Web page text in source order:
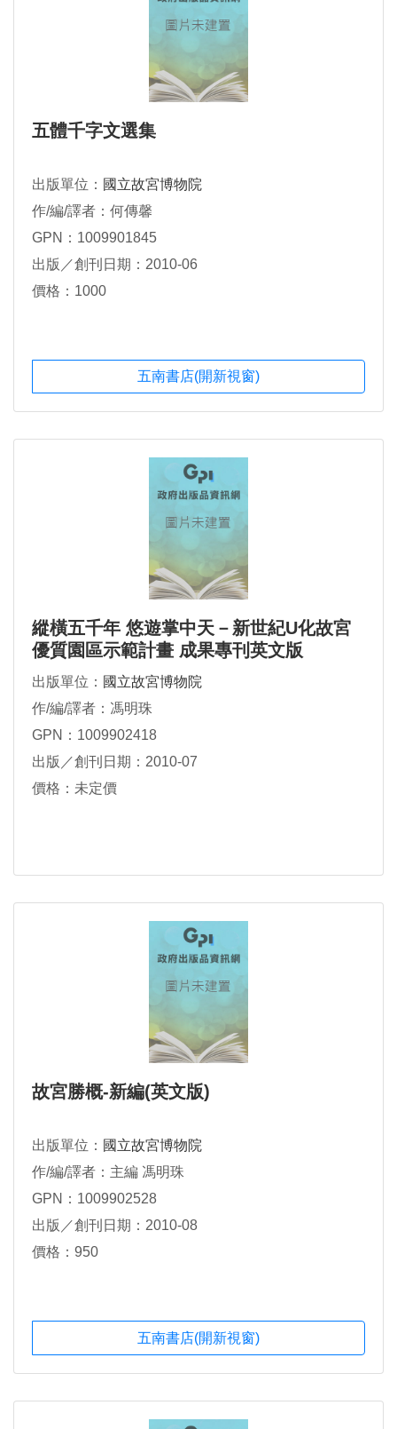
五體千字文選集
出版單位： 國立故宮博物院
作/編/譯者：何傳馨
GPN：1009901845
出版／創刊日期：2010-06
價格：1000
五南書店(開新視窗)
縱橫五千年 悠遊掌中天－新世紀U化故宮
優質園區示範計畫 成果專刊英文版
出版單位： 國立故宮博物院
作/編/譯者：馮明珠
GPN：1009902418
出版／創刊日期：2010-07
價格：未定價
故宮勝概-新編(英文版)
出版單位： 國立故宮博物院
作/編/譯者：主編 馮明珠
GPN：1009902528
出版／創刊日期：2010-08
價格：950
五南書店(開新視窗)